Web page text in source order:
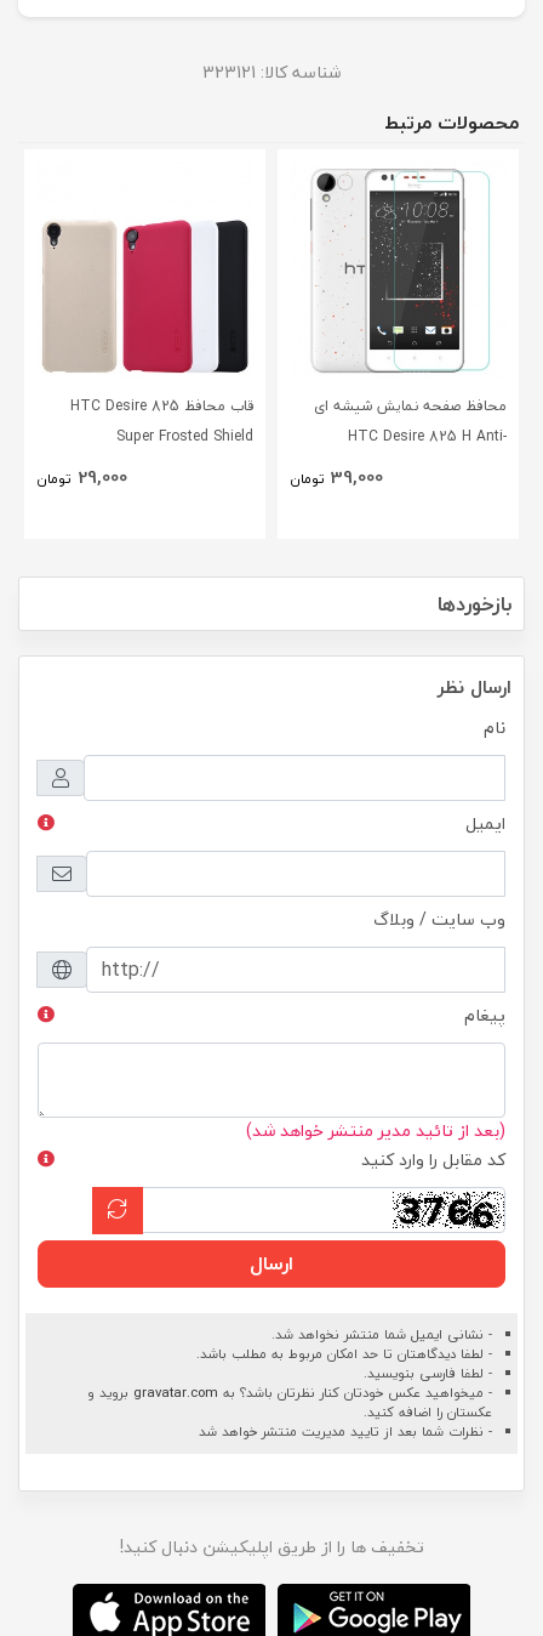
شناسه کالا: 323121
محصولات مرتبط
محافظ صفحه نمایش شیشه ای
HTC Desire 825 H Anti-
39,000 تومان
قاب محافظ HTC Desire 825
Super Frosted Shield
29,000 تومان
بازخوردها
ارسال نظر
نام
ایمیل
وب سایت / وبلاگ
پیغام
(بعد از تائید مدیر منتشر خواهد شد)
کد مقابل را وارد کنید
ارسال
- نشانی ایمیل شما منتشر نخواهد شد.
- لطفا دیدگاهتان تا حد امکان مربوط به مطلب باشد.
- لطفا فارسی بنویسید.
- میخواهید عکس خودتان کنار نظرتان باشد؟ به gravatar.com بروید و
عکستان را اضافه کنید.
- نظرات شما بعد از تایید مدیریت منتشر خواهد شد
تخفیف ها را از طریق اپلیکیشن دنبال کنید!